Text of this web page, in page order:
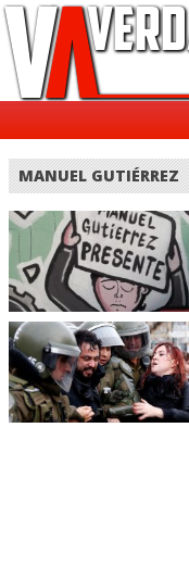
MANUEL GUTIÉRREZ